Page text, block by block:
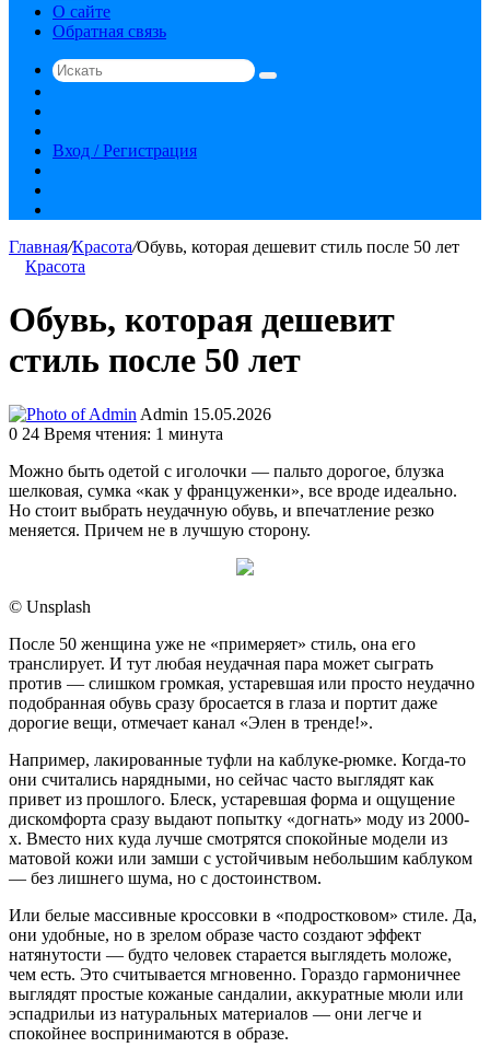
О сайте
Обратная связь
Искать
статья
Вход / Регистрация
Главная/Красота/Обувь, которая дешевит стиль после 50 лет
Красота
Обувь, которая дешевит
стиль после 50 лет
Admin Send
an
15.05.2026
0 24 Время чтения: 1 минута
Можно быть одетой с иголочки — пальто дорогое, блузка
шелковая, сумка «как у француженки», все вроде идеально.
Но стоит выбрать неудачную обувь, и впечатление резко
меняется. Причем не в лучшую сторону.
© Unsplash
После 50 женщина уже не «примеряет» стиль, она его
транслирует. И тут любая неудачная пара может сыграть
против — слишком громкая, устаревшая или просто неудачно
подобранная обувь сразу бросается в глаза и портит даже
дорогие вещи, отмечает канал «Элен в тренде!».
Например, лакированные туфли на каблуке-рюмке. Когда-то
они считались нарядными, но сейчас часто выглядят как
привет из прошлого. Блеск, устаревшая форма и ощущение
дискомфорта сразу выдают попытку «догнать» моду из 2000-
х. Вместо них куда лучше смотрятся спокойные модели из
матовой кожи или замши с устойчивым небольшим каблуком
— без лишнего шума, но с достоинством.
Или белые массивные кроссовки в «подростковом» стиле. Да,
они удобные, но в зрелом образе часто создают эффект
натянутости — будто человек старается выглядеть моложе,
чем есть. Это считывается мгновенно. Гораздо гармоничнее
выглядят простые кожаные сандалии, аккуратные мюли или
эспадрильи из натуральных материалов — они легче и
спокойнее воспринимаются в образе.